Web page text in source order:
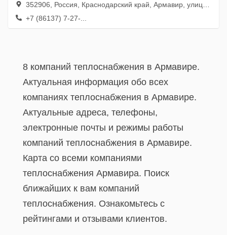
352906, Россия, Краснодарский край, Армавир, улица Володарского, 169Б
+7 (86137) 7-27-...
8 компаний теплоснабжения в Армавире.
Актуальная информация обо всех
компаниях теплоснабжения в Армавире.
Актуальные адреса, телефоны,
электронные почты и режимы работы
компаний теплоснабжения в Армавире.
Карта со всеми компаниями
теплоснабжения Армавира. Поиск
ближайших к вам компаний
теплоснабжения. Ознакомьтесь с
рейтингами и отзывами клиентов.